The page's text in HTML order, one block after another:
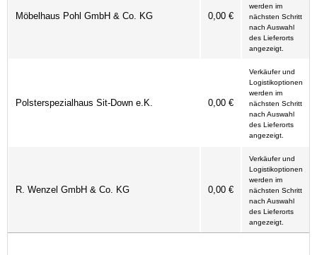
Möbelhaus Pohl GmbH & Co. KG 0,00 €
werden im
nächsten Schritt
nach Auswahl
des Lieferorts
angezeigt.
Polsterspezialhaus Sit-Down e.K. 0,00 €
Verkäufer und
Logistikoptionen
werden im
nächsten Schritt
nach Auswahl
des Lieferorts
angezeigt.
R. Wenzel GmbH & Co. KG 0,00 €
Verkäufer und
Logistikoptionen
werden im
nächsten Schritt
nach Auswahl
des Lieferorts
angezeigt.